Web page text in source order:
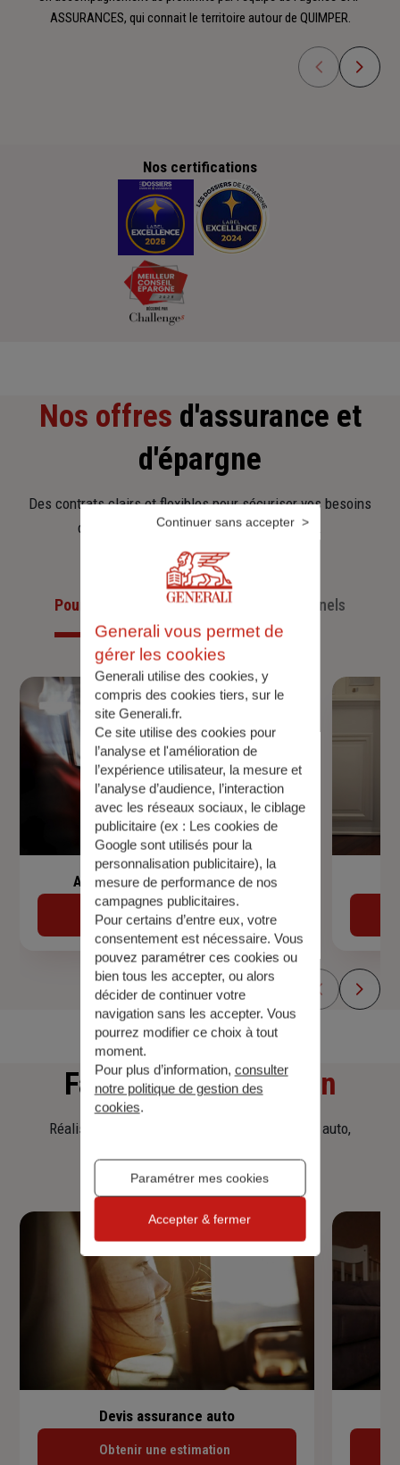
ASSURANCES, qui connait le territoire autour de QUIMPER.
Nos certifications
Nos offres d'assurance et
d'épargne
Des contrats clairs et flexibles pour sécuriser vos besoins
d’aujourd’hui et anticiper ceux de demain.
Pour les particuliersPour les professionnels
Assurance de prêt immobilier
Découvrir
Faitesune simulation
Réalisez une simulation tarifaire d'assurance, auto,
Devis assurance auto
Obtenir une estimation
Generali vous permet de
gérer les cookies
Generali utilise des cookies, y
compris des cookies tiers, sur le
site Generali.fr.
Ce site utilise des cookies pour
l’analyse et l'amélioration de
l’expérience utilisateur, la mesure et
l’analyse d’audience, l’interaction
avec les réseaux sociaux, le ciblage
publicitaire (ex : Les cookies de
Google sont utilisés pour la
personnalisation publicitaire), la
mesure de performance de nos
campagnes publicitaires.
Pour certains d’entre eux, votre
consentement est nécessaire. Vous
pouvez paramétrer ces cookies ou
bien tous les accepter, ou alors
décider de continuer votre
navigation sans les accepter. Vous
pourrez modifier ce choix à tout
moment.
Pour plus d’information, consulter
notre politique de gestion des
cookies.
Paramétrer mes cookies
Continuer sans accepter
Accepter & fermer